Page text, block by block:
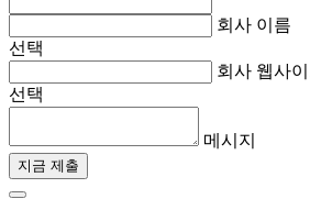
회사 이름
선택
회사 웹사
선택
메시지
지금 제출